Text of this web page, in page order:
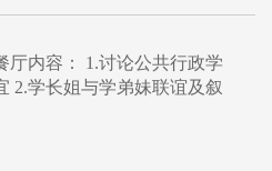
厅内容： 1.讨论公共行政学
2.学长姐与学弟妹联谊及叙